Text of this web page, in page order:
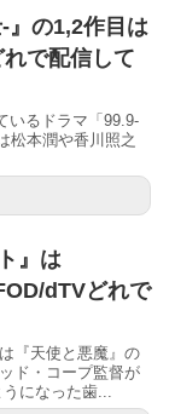
』の1,2作目は
で配信して
いるドラマ「99.9-
松本潤や香川照之
』は
dTVどれで
『天使と悪魔』の
ド・コープ監督が
になった歯...